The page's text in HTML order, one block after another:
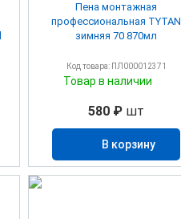
Пена монтажная
профессиональная TYTAN
зимняя 70 870мл
Код товара: ПЛ000012371
Товар в наличии
580 ₽ шт
В корзину